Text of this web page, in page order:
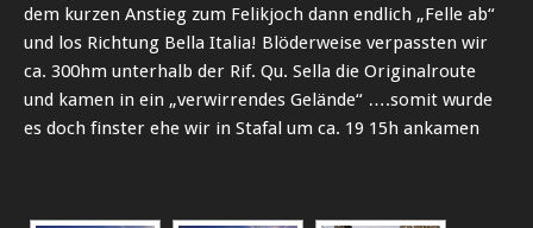
dem kurzen Anstieg zum Felikjoch dann endlich „Felle ab“
und los Richtung Bella Italia! Blöderweise verpassten wir
ca. 300hm unterhalb der Rif. Qu. Sella die Originalroute
und kamen in ein „verwirrendes Gelände“ ….somit wurde
es doch finster ehe wir in Stafal um ca. 19 15h ankamen